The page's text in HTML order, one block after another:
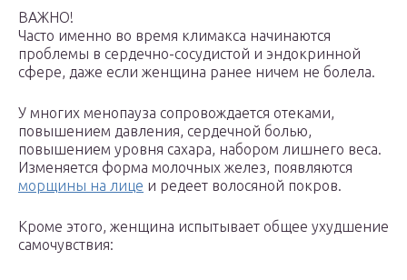
ВАЖНО!
Часто именно во время климакса начинаются
проблемы в сердечно-сосудистой и эндокринной
сфере, даже если женщина ранее ничем не болела.
У многих менопауза сопровождается отеками,
повышением давления, сердечной болью,
повышением уровня сахара, набором лишнего веса.
Изменяется форма молочных желез, появляются
морщины на лице и редеет волосяной покров.
Кроме этого, женщина испытывает общее ухудшение
самочувствия: